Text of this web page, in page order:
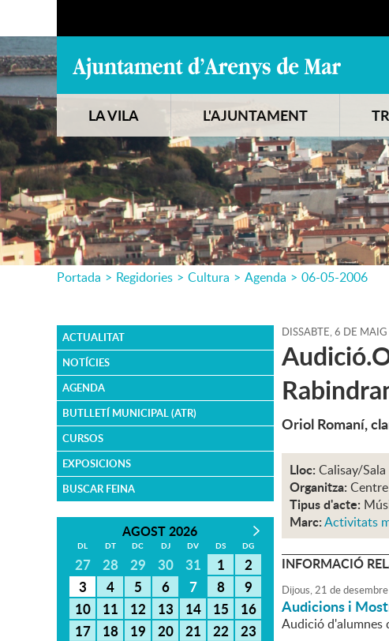
LA VILA L'AJUNTAMENT
Portada > Regidories > Cultura > Agenda > 06-05-2006
ACTUALITAT
NOTÍCIES
AGENDA
BUTLLETÍ MUNICIPAL (ATR)
CURSOS
EXPOSICIONS
BUSCAR FEINA
AGOST 2026
DL DT DC DJ DV DS DG
27 28 29 30 31 1
2
3
4 5 6 7 8
9
10
11 12 13 14 15
16
17
18 19 20 21 22
23
DISSABTE,6 DE MAIG
Oriol Romaní,
Lloc: Calisay/
Organitza:
Tipus d'acte:
Marc:Activitats
INFORMACIÓ
Dijous,21 dedesembre
Audicions i
Audició d'alumnes